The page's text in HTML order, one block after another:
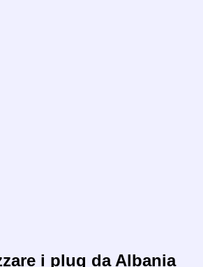
i plug da Albania